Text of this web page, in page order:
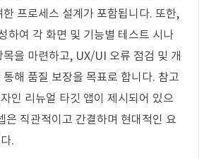
프로세스 설계가 포함됩니다. 또한,
하여 각 화면 및 기능별 테스트 시나
목을 마련하고, UX/UI 오류 점검 및 개
해 품질 보장을 목표로 합니다. 참고
인 리뉴얼 타깃 앱이 제시되어 있으
은 직관적이고 간결하며 현대적인 요
.